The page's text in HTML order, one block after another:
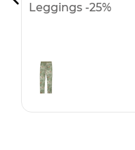
Leggings -25%